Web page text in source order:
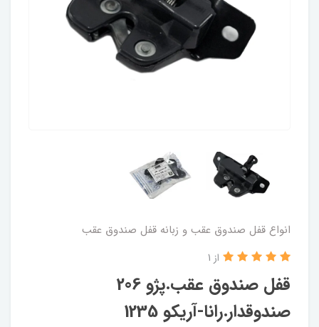
انواع قفل صندوق عقب و زبانه قفل صندوق عقب
قفل صندوق عقب.پژو 206
صندوقدار.رانا-آریکو 1235
از 1